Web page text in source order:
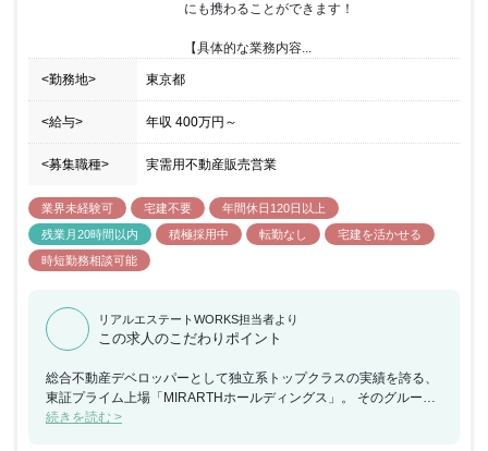
にも携わることができます！
【具体的な業務内容...
<勤務地> 東京都
<給与> 年収 400万円 ～
<募集職種> 実需用不動産販売営業
業界未経験可 宅建不要
年間休日120日以上
残業月20時間以内
積極採用中 転勤なし
宅建を活かせる
時短勤務相談可能
リアルエステートWORKS担当者より
この求人のこだわりポイント
総合不動産デベロッパーとして独立系トップクラスの実績を誇る、
東証プライム上場「MIRARTHホールディングス」。 そのグループ
会社として、上質なリニューアルマンションを提供するのが、中古
続きを読む >